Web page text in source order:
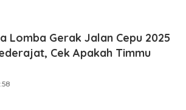
Lomba Gerak Jalan Cepu 2025
Cek Apakah Timmu